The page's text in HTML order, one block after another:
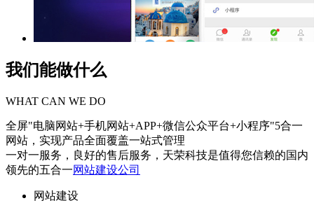
我们能做什么
WHAT CAN WE DO
全屏"电脑网站+手机网站+APP+微信公众平台+小程序"5合一
网站，实现产品全面覆盖一站式管理
一对一服务，良好的售后服务，天荣科技是值得您信赖的国内
领先的五合一网站建设公司
网站建设